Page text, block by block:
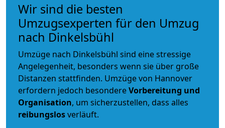
Wir sind die besten
Umzugsexperten für den Umzug
nach Dinkelsbühl
Umzüge nach Dinkelsbühl sind eine stressige
Angelegenheit, besonders wenn sie über große
Distanzen stattfinden. Umzüge von Hannover
erfordern jedoch besondereVorbereitung und
Organisation, um sicherzustellen, dass alles
reibungslosverläuft.